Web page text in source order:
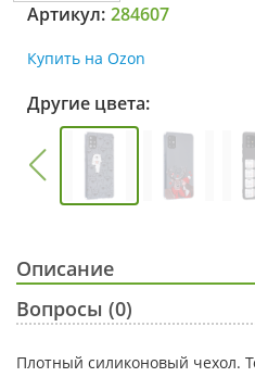
Артикул: 284607
Купить на Ozon
Другие цвета:
Описание
Вопросы (0)
Плотный силиконовый чехол.